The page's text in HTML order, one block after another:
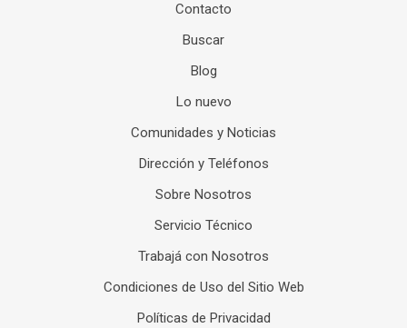
Contacto
Buscar
Blog
Lo nuevo
Comunidades y Noticias
Dirección y Teléfonos
Sobre Nosotros
Servicio Técnico
Trabajá con Nosotros
Condiciones de Uso del Sitio Web
Políticas de Privacidad